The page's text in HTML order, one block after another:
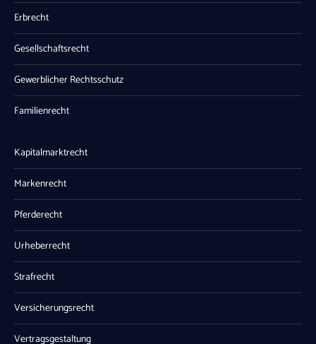
Erbrecht
Gesellschaftsrecht
Gewerblicher Rechtsschutz
Familienrecht
Kapitalmarktrecht
Markenrecht
Pferderecht
Urheberrecht
Strafrecht
Versicherungsrecht
Vertragsgestaltung